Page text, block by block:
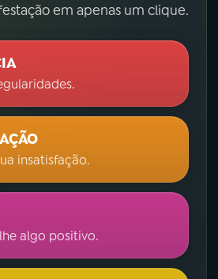
em apenas um clique.
insatisfação.
algo positivo.